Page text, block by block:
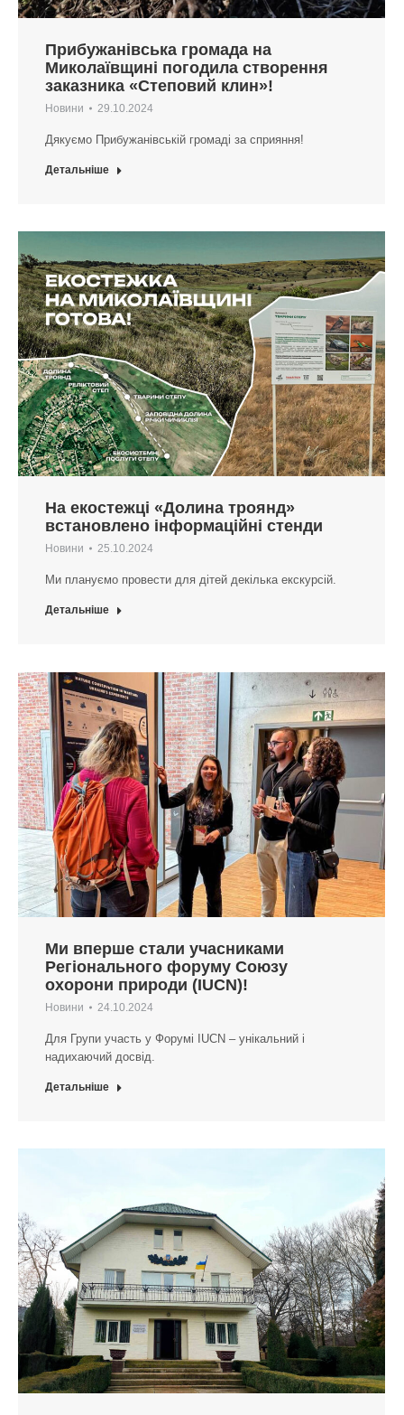
Прибужанівська громада на
Миколаївщині погодила створення
заказника «Степовий клин»!
Новини 29.10.2024
Дякуємо Прибужанівській громаді за сприяння!
Детальніше
На екостежці «Долина троянд»
встановлено інформаційні стенди
Новини 25.10.2024
Ми плануємо провести для дітей декілька екскурсій.
Детальніше
Ми вперше стали учасниками
Регіонального форуму Союзу
охорони природи (IUCN)!
Новини 24.10.2024
Для Групи участь у Форумі IUCN – унікальний і
надихаючий досвід.
Детальніше